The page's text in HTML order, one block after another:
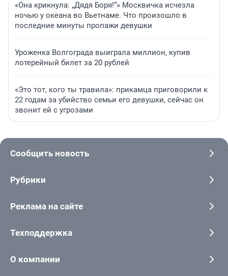
«Она крикнула: „Дядя Боря!“» Москвичка исчезла
ночью у океана во Вьетнаме. Что произошло в
последние минуты пропажи девушки
Уроженка Волгограда выиграла миллион, купив
лотерейный билет за 20 рублей
«Это тот, кого ты травила»: прикамца приговорили к
22 годам за убийство семьи его девушки, сейчас он
звонит ей с угрозами
Сообщить новость
Рубрики
Реклама на сайте
Техподдержка
О компании